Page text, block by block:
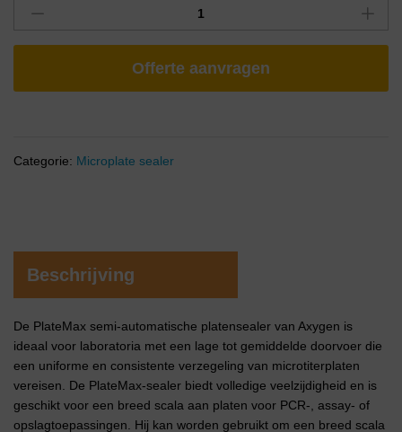
Offerte aanvragen
Categorie: Microplate sealer
Beschrijving
De PlateMax semi-automatische platensealer van Axygen is
ideaal voor laboratoria met een lage tot gemiddelde doorvoer die
een uniforme en consistente verzegeling van microtiterplaten
vereisen. De PlateMax-sealer biedt volledige veelzijdigheid en is
geschikt voor een breed scala aan platen voor PCR-, assay- of
opslagtoepassingen. Hij kan worden gebruikt om een breed scala